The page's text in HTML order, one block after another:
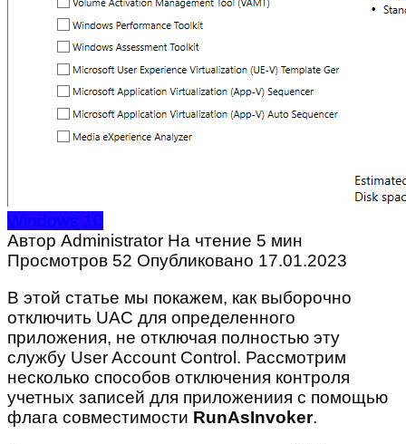
Windows 10
Автор Administrator На чтение 5 мин
Просмотров 52 Опубликовано 17.01.2023
В этой статье мы покажем, как выборочно
отключить UAC для определенного
приложения, не отключая полностью эту
службу User Account Control. Рассмотрим
несколько способов отключения контроля
учетных записей для приложениия с помощью
флага совместимости RunAsInvoker.